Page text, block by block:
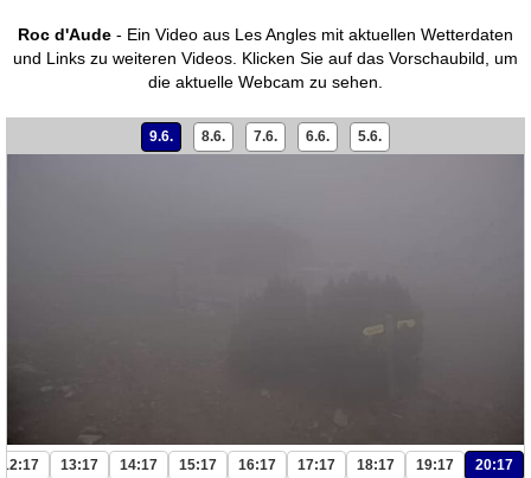
Roc d'Aude - Ein Video aus Les Angles mit aktuellen Wetterdaten
und Links zu weiteren Videos. Klicken Sie auf das Vorschaubild, um
die aktuelle Webcam zu sehen.
9.6. 8.6. 7.6. 6.6. 5.6.
12:17 13:17 14:17 15:17 16:17 17:17 18:17 19:17 20:17